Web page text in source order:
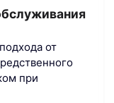
от
при